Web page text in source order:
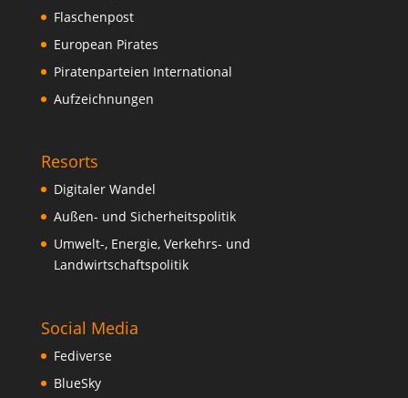
Flaschenpost
European Pirates
Piratenparteien International
Aufzeichnungen
Resorts
Digitaler Wandel
Außen- und Sicherheitspolitik
Umwelt-, Energie, Verkehrs- und
Landwirtschaftspolitik
Social Media
Fediverse
BlueSky